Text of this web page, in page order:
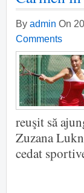
By admin On
Comments
reuşit să
Zuzana
cedat